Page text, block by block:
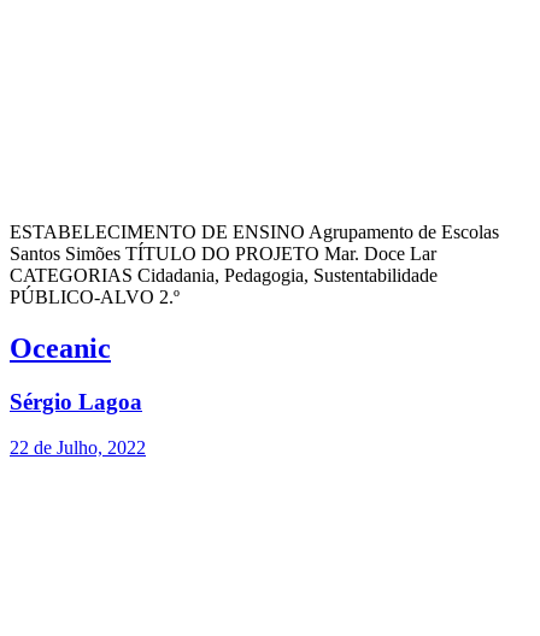
ESTABELECIMENTO DE ENSINO Agrupamento de Escolas
Santos Simões TÍTULO DO PROJETO Mar. Doce Lar
CATEGORIAS Cidadania, Pedagogia, Sustentabilidade
PÚBLICO-ALVO 2.º
Oceanic
Sérgio Lagoa
22 de Julho, 2022